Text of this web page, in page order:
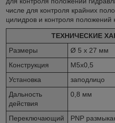
числе для контроля крайних
цилидров и контроля положений
ТЕХНИЧЕСКИЕ
Размеры
Ø 5 x 27 мм
Конструкция
M5x0,5
Установка
заподлицо
Дальность
действия
0,8 мм
Переключающий
PNP